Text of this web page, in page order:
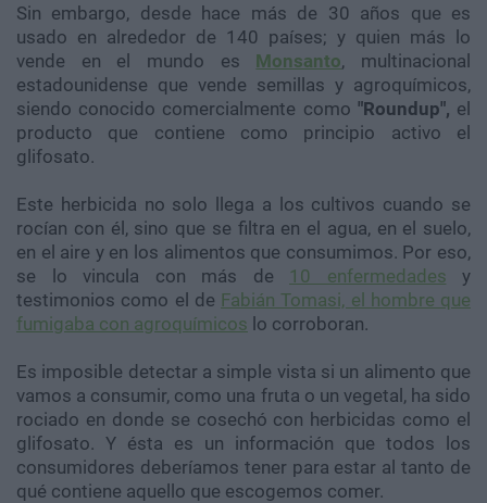
Sin embargo, desde hace más de 30 años que es
usado en alrededor de 140 países; y quien más lo
vende en el mundo es Monsanto, multinacional
estadounidense que vende semillas y agroquímicos,
siendo conocido comercialmente como "Roundup", el
producto que contiene como principio activo el
glifosato.
Este herbicida no solo llega a los cultivos cuando se
rocían con él, sino que se filtra en el agua, en el suelo,
en el aire y en los alimentos que consumimos. Por eso,
se lo vincula con más de 10 enfermedades y
testimonios como el de Fabián Tomasi, el hombre que
fumigaba con agroquímicos lo corroboran.
Es imposible detectar a simple vista si un alimento que
vamos a consumir, como una fruta o un vegetal, ha sido
rociado en donde se cosechó con herbicidas como el
glifosato. Y ésta es un información que todos los
consumidores deberíamos tener para estar al tanto de
qué contiene aquello que escogemos comer.